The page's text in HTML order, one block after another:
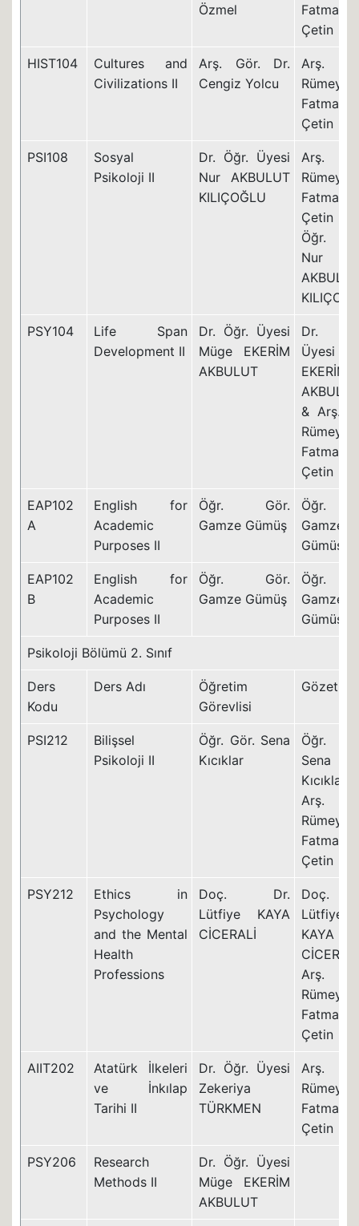
Özmel
Fatma
Çetin
HIST104
Cultures and
Civilizations II
Arş. Gör. Dr.
Cengiz Yolcu
Arş.
Rümeysa
Fatma
Çetin
PSI108
Sosyal
Psikoloji II
Dr. Öğr. Üyesi
Nur AKBULUT
KILIÇOĞLU
Arş.
Rümeysa
Fatma
Çetin &
Öğr.
Nur
PSY104
Life Span
Development II
Dr. Öğr. Üyesi
Müge EKERİM
AKBULUT
Dr.
Üyesi
EKERİM
& Arş.
Rümeysa
Fatma
Çetin
EAP102
A
English for
Academic
Purposes II
Öğr. Gör.
Gamze Gümüş
Öğr.
Gamze
Gümüş
EAP102
B
English for
Academic
Purposes II
Öğr. Gör.
Gamze Gümüş
Öğr.
Gamze
Gümüş
Psikoloji Bölümü 2. Sınıf
Ders
Kodu
Ders Adı
Öğretim
Görevlisi
PSI212
Bilişsel
Psikoloji II
Öğr. Gör. Sena
Kıcıklar
Öğr.
Sena
Arş.
Rümeysa
Fatma
Çetin
PSY212
Ethics in
Psychology
and the Mental
Health
Professions
Doç. Dr.
Lütfiye KAYA
CİCERALİ
Doç.
Lütfiye
KAYA
Arş.
Rümeysa
Fatma
Çetin
AIIT202
Atatürk İlkeleri
ve İnkılap
Tarihi II
Dr. Öğr. Üyesi
Zekeriya
TÜRKMEN
Arş.
Rümeysa
Fatma
Çetin
PSY206
Research
Methods II
Dr. Öğr. Üyesi
Müge EKERİM
AKBULUT